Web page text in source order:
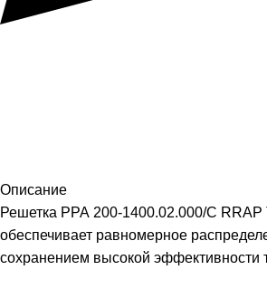
Описание
Решетка РРА 200-1400.02.000/С RRAP
обеспечивает равномерное
сохранением высокой эффективности